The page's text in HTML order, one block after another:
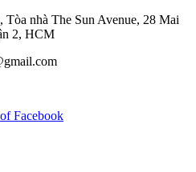
Tòa nhà The Sun Avenue, 28 Mai
2, HCM